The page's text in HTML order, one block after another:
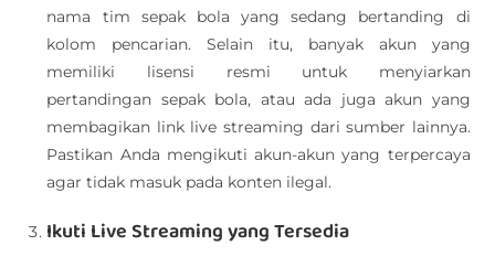
nama tim sepak bola yang sedang bertanding di
kolom pencarian. Selain itu, banyak akun yang
memiliki lisensi resmi untuk menyiarkan
pertandingan sepak bola, atau ada juga akun yang
membagikan link live streaming dari sumber lainnya.
Pastikan Anda mengikuti akun-akun yang terpercaya
agar tidak masuk pada konten ilegal.
Ikuti Live Streaming yang Tersedia